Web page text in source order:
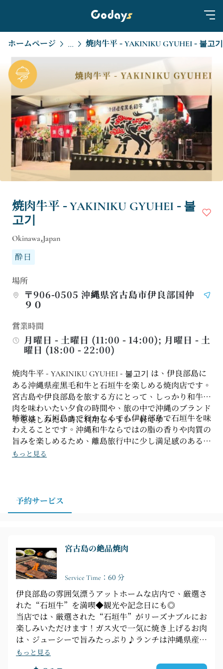
ホームページ ... 焼肉牛平 - YAKINIKU GYUHEI - 불고기
焼肉牛平 - YAKINIKU GYUHEI - 불
고기
Okinawa,Japan
酔日
場所
〒906-0505 沖縄県宮古島市伊良部国仲
９０
営業時間
月曜日 - 土曜日 (11:00 - 14:00); 月曜日 - 土
曜日 (18:00 - 22:00)
焼肉牛平 - YAKINIKU GYUHEI - 불고기 は、伊良部島に
ある沖縄県産黒毛和牛と石垣牛を楽しめる焼肉店です。
宮古島や伊良部島を旅する方にとって、しっかり和牛焼
肉を味わいたい夕食の時間や、旅の中で沖縄のブランド
牛を楽しみたい時に利用しやすい一軒です。
特徴は、石垣島まで行かなくても伊良部島で石垣牛を味
わえることです。沖縄和牛ならではの脂の香りや肉質の
旨みを楽しめるため、離島旅行中に少し満足感のある焼
肉を安排したい方にも向いています。友人や家族との食
もっと見る
予約サービス
宮古島の絶品焼肉
Service Time：60 分
伊良部島の雰囲気漂うアットホームな店内で、厳選さ
れた“石垣牛”を満喫◆観光や記念日にも◎
当店では、厳選された“石垣牛”がリーズナブルにお
楽しみいただけます！ガス火で一気に焼き上げるお肉
は、ジューシーで旨みたっぷり♪ランチは沖縄県産黒
毛和牛の贅沢なセットがおすすめです！「和牛炙り寿
司」や「赤身盛り」などの単品メニューも充実。伊良
もっと見る